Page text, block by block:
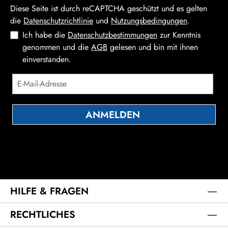
Spuren von anderen Schalenfrüchten und
Erdnüssen enthalten.Haltbarkeit: ca. 6-8
Wochen bei richtiger LagerungNährwerte pro
100g:Kilojoule (kJ): 2131 Kilokalorien (kcal):
513Fett: 37gdavon gesättigte:
34g Eiweiß: 7,1g Salz: 0,9g
Bitte kühl, trocken & lichtgeschützt lagern!Alle
Pralinen sind alkoholfrei.
Diese Seite ist durch reCAPTCHA geschützt und es gelten
die Datenschutzrichtlinie und Nutzungsbedingungen.
Ich habe die Datenschutzbestimmungen zur Kenntnis
genommen und die AGB gelesen und bin mit ihnen
einverstanden.
ANMELDEN
HILFE & FRAGEN
RECHTLICHES